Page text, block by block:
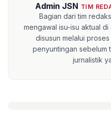
Admin JSN TIM
Bagian dari tim
mengawal isu-isu aktual
disusun melalui
penyuntingan sebelum
jurnalistik